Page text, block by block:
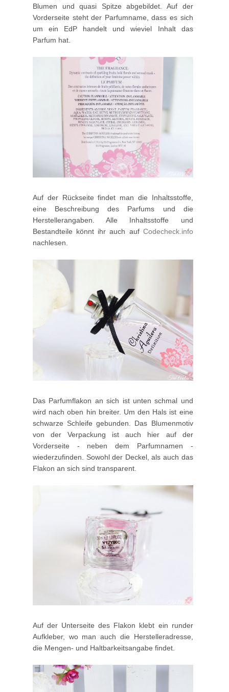
Blumen und quasi Spitze abgebildet. Auf der
Vorderseite steht der Parfumname, dass es sich
um ein EdP handelt und wieviel Inhalt das
Parfum hat.
Auf der Rückseite findet man die Inhaltsstoffe,
eine Beschreibung des Parfums und die
Herstellerangaben. Alle Inhaltsstoffe und
Bestandteile könnt ihr auch auf Codecheck.info
nachlesen.
Das Parfumflakon an sich ist unten schmal und
wird nach oben hin breiter. Um den Hals ist eine
schwarze Schleife gebunden. Das Blumenmotiv
von der Verpackung ist auch hier auf der
Vorderseite - neben dem Parfumnamen -
wiederzufinden. Sowohl der Deckel, als auch das
Flakon an sich sind transparent.
Auf der Unterseite des Flakon klebt ein runder
Aufkleber, wo man auch die Herstelleradresse,
die Mengen- und Haltbarkeitsangabe findet.